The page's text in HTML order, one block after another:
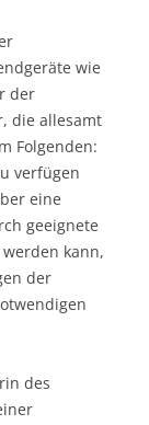
wie
der
die allesamt
Folgenden:
verfügen
eine
geeignete
kann,
der
des